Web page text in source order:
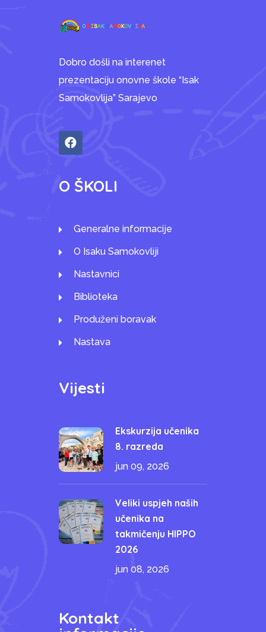
Dobro došli na interenet
prezentaciju onovne škole “Isak
Samokovlija” Sarajevo
O ŠKOLI
Generalne informacije
O Isaku Samokovliji
Nastavnici
Biblioteka
Produženi boravak
Nastava
Vijesti
Ekskurzija učenika
8. razreda
jun 09, 2026
Veliki uspjeh naših
učenika na
takmičenju HIPPO
2026
jun 08, 2026
Kontakt